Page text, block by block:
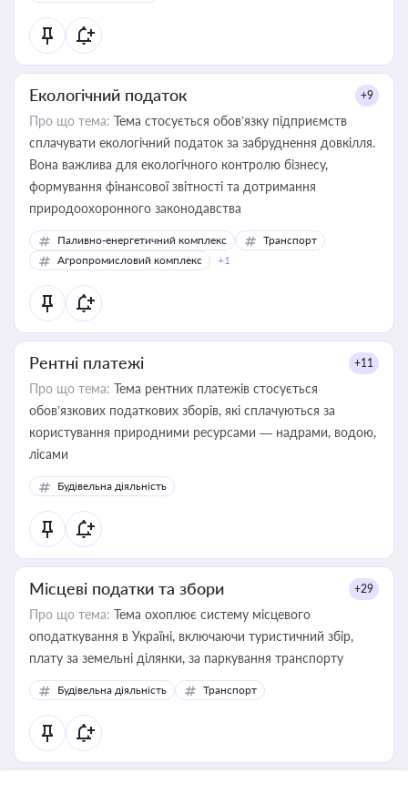
Екологічний податок +9
Про що тема: Тема стосується обов’язку підприємств
сплачувати екологічний податок за забруднення довкілля.
Вона важлива для екологічного контролю бізнесу,
формування фінансової звітності та дотримання
природоохоронного законодавства
Паливно-енергетичний комплекс
Транспорт
Агропромисловий комплекс
+1
Рентні платежі +11
Про що тема: Тема рентних платежів стосується
обов’язкових податкових зборів, які сплачуються за
користування природними ресурсами — надрами, водою,
лісами
Будівельна діяльність
Місцеві податки та збори +29
Про що тема: Тема охоплює систему місцевого
оподаткування в Україні, включаючи туристичний збір,
плату за земельні ділянки, за паркування транспорту
Будівельна діяльність Транспорт